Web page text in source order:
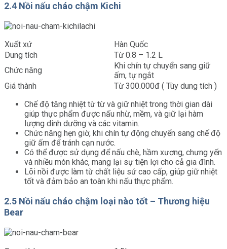
2.4 Nồi nấu cháo chậm Kichi
Xuất xứ
Hàn Quốc
Dung tích
Từ 0.8 – 1.2 L
Chức năng
Khi chín tự chuyển sang giữ
ấm, tự ngắt
Giá thành
Từ 300.000đ ( Tùy dung tích )
Chế độ tăng nhiệt từ từ và giữ nhiệt trong thời gian dài
giúp thực phẩm được nấu nhừ, mềm, và giữ lại hàm
lượng dinh dưỡng và các vitamin.
Chức năng hẹn giờ, khi chín tự động chuyển sang chế độ
giữ ấm để tránh cạn nước.
Có thể được sử dụng để nấu chè, hầm xương, chưng yến
và nhiều món khác, mang lại sự tiện lợi cho cả gia đình.
Lõi nồi được làm từ chất liệu sứ cao cấp, giúp giữ nhiệt
tốt và đảm bảo an toàn khi nấu thực phẩm.
2.5 Nồi nấu cháo chậm loại nào tốt – Thương hiệu
Bear